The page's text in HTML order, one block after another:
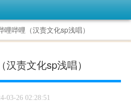
哩哔哩（汉责文化sp浅唱）
责文化sp浅唱）
03-26 02:28:51